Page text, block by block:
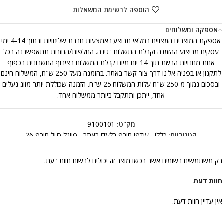
הוספה לרשימת המשאלות
אספקה ומשלוחים
אספקת המוצרים המצויים במלאי תבוצע באמצעות חברת שליחויות ובתוך 4-14 ימי
עסקים מביצוע ההזמנה וקבלת התשלום בגינה. החלפות/החזרות תתאפשרנה בכל
אחת מחנויות הרשת תוך 14 יום מיום קבלת המשלוח בצירוף החשבונית בכפוף
לתקנון או בפניה אלינו דרך צור קשר באתר. בהזמנה מעל 250 ש"ח, המשלוח חינם
ובסכום נמוך מ 250 ש"ח עלות המשלוח 25 ש"ח. הזמנה שכוללת יותר מזוג נעלים
אחד, ייתכן ותתקבל ביותר ממשלוח אחד.
מק"ט: 9100101
קטגוריות: כללי עודפי חורף בלעדי באתר פיינל סייל חורף 26
חוות דעת
אין עדיין חוות דעת.
רק משתמשים רשומים אשר רכשו מוצר זה יכולים לרשום חוות דעת.